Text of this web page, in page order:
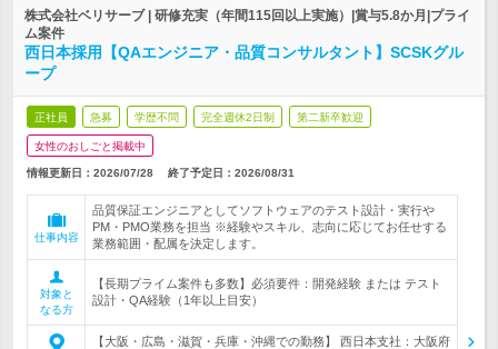
株式会社ベリサーブ | 研修充実（年間115回以上実施）|賞与5.8か月|プライ
ム案件
西日本採用【QAエンジニア・品質コンサルタント】SCSKグル
ープ
正社員 急募 学歴不問 完全週休2日制 第二新卒歓迎
女性のおしごと掲載中
情報更新日：2026/07/28 終了予定日： 2026/08/31
仕事内容
品質保証エンジニアとしてソフトウェアのテスト設計・実行や
PM・PMO業務を担当 ※経験やスキル、志向に応じてお任せする
業務範囲・配属を決定します。
対象と
なる方
【長期プライム案件も多数】必須要件：開発経験 または テスト
設計・QA経験（1年以上目安）
【大阪・広島・滋賀・兵庫・沖縄での勤務】 西日本支社：大阪府